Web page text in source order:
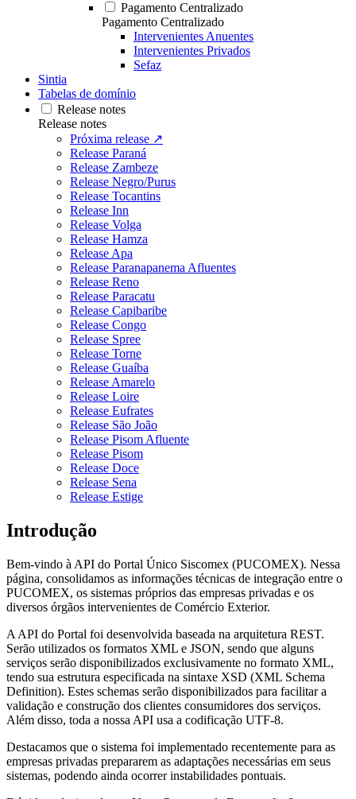
Pagamento Centralizado
Pagamento Centralizado
Intervenientes Anuentes
Intervenientes Privados
Sefaz
Sintia
Tabelas de domínio
Release notes
Release notes
Próxima release ↗
Release Paraná
Release Zambeze
Release Negro/Purus
Release Tocantins
Release Inn
Release Volga
Release Hamza
Release Apa
Release Paranapanema Afluentes
Release Reno
Release Paracatu
Release Capibaribe
Release Congo
Release Spree
Release Torne
Release Guaíba
Release Amarelo
Release Loire
Release Eufrates
Release São João
Release Pisom Afluente
Release Pisom
Release Doce
Release Sena
Release Estige
Introdução
Bem-vindo à API do Portal Único Siscomex (PUCOMEX). Nessa
página, consolidamos as informações técnicas de integração entre o
PUCOMEX, os sistemas próprios das empresas privadas e os
diversos órgãos intervenientes de Comércio Exterior.
A API do Portal foi desenvolvida baseada na arquitetura REST.
Serão utilizados os formatos XML e JSON, sendo que alguns
serviços serão disponibilizados exclusivamente no formato XML,
tendo sua estrutura especificada na sintaxe XSD (XML Schema
Definition). Estes schemas serão disponibilizados para facilitar a
validação e construção dos clientes consumidores dos serviços.
Além disso, toda a nossa API usa a codificação UTF-8.
Destacamos que o sistema foi implementado recentemente para as
empresas privadas prepararem as adaptações necessárias em seus
sistemas, podendo ainda ocorrer instabilidades pontuais.